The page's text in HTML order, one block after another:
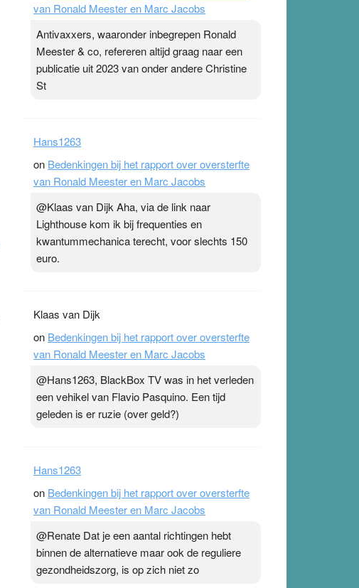
van Ronald Meester en Marc Jacobs
Antivaxxers, waaronder inbegrepen Ronald
Meester & co, refereren altijd graag naar een
publicatie uit 2023 van onder andere Christine
St
Hans1263
on Bedenkingen bij het rapport over oversterfte
van Ronald Meester en Marc Jacobs
@Klaas van Dijk Aha, via de link naar
Lighthouse kom ik bij frequenties en
kwantummechanica terecht, voor slechts 150
euro.
Klaas van Dijk
on Bedenkingen bij het rapport over oversterfte
van Ronald Meester en Marc Jacobs
@Hans1263, BlackBox TV was in het verleden
een vehikel van Flavio Pasquino. Een tijd
geleden is er ruzie (over geld?)
Hans1263
on Bedenkingen bij het rapport over oversterfte
van Ronald Meester en Marc Jacobs
@Renate Dat je een aantal richtingen hebt
binnen de alternatieve maar ook de reguliere
gezondheidszorg, is op zich niet zo